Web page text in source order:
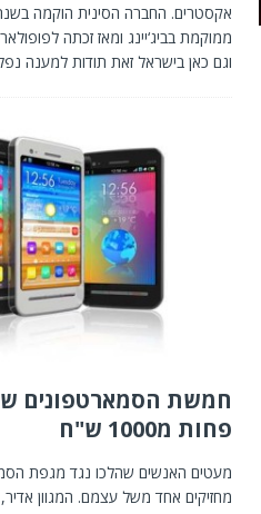
ממוקמת בביג‘יינג ומאז זכתה
וגם כאן בישראל זאת תודות למענה
חמשת הסמארטפונים
פחות מ1000 ש"ח
מעטים האנשים שהלכו נגד מגפת
מחזיקים אחד משל עצמם. המגוון